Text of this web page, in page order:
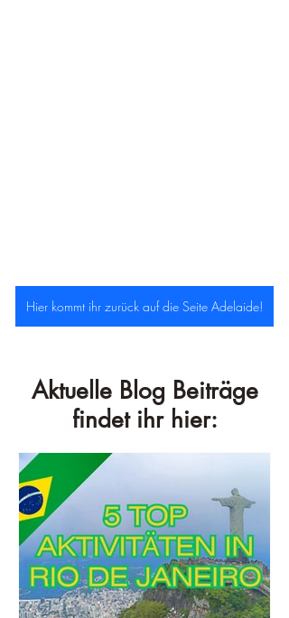
Hier kommt ihr zurück auf die Seite Adelaide!
Aktuelle Blog Beiträge
findet ihr hier: